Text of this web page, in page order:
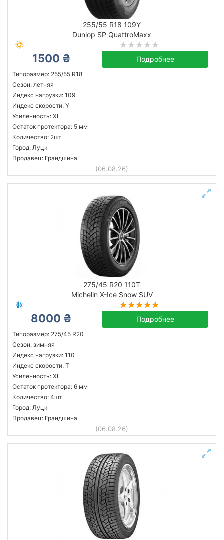
255/55 R18 109Y
Dunlop SP QuattroMaxx
1500 ₴ Подробнее
Типоразмер: 255/55 R18
Сезон: летняя
Индекс нагрузки: 109
Индекс скорости: Y
Усиленность: XL
Остаток протектора: 5 мм
Количество: 2шт
Город: Луцк
Продавец: Грандшина
(06.08.26)
275/45 R20 110T
Michelin X-Ice Snow SUV
8000 ₴ Подробнее
Типоразмер: 275/45 R20
Сезон: зимняя
Индекс нагрузки: 110
Индекс скорости: T
Усиленность: XL
Остаток протектора: 6 мм
Количество: 4шт
Город: Луцк
Продавец: Грандшина
(06.08.26)